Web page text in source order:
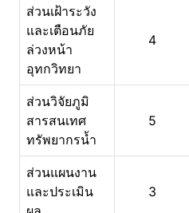
ส่วนเฝ้าระวัง
และเตือนภัย
ล่วงหน้า
อุทกวิทยา
4
ส่วนวิจัยภูมิ
สารสนเทศ
ทรัพยากรน้ำ
5
ส่วนแผนงาน
และประเมิน
3